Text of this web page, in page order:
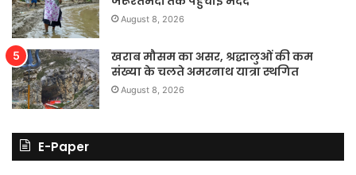
August 8, 2026
खराब मौसम का असर, श्रद्धालुओं की कम
संख्या के चलते अमरनाथ यात्रा स्थगित
August 8, 2026
E-Paper